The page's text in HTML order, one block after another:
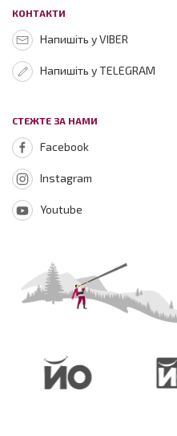
КОНТАКТИ
Напишіть у VIBER
Напишіть у TELEGRAM
СТЕЖТЕ ЗА НАМИ
Facebook
Instagram
Youtube